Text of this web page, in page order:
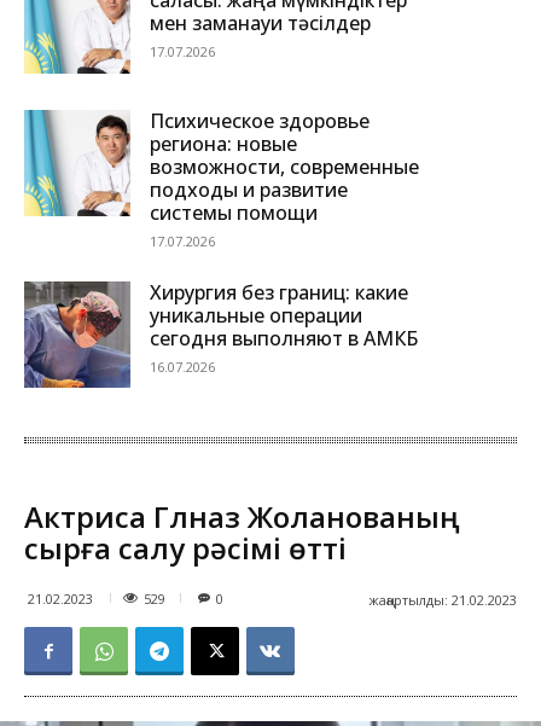
мен заманауи тәсілдер
17.07.2026
Психическое здоровье
региона: новые
возможности, современные
подходы и развитие
системы помощи
17.07.2026
Хирургия без границ: какие
уникальные операции
сегодня выполняют в АМКБ
16.07.2026